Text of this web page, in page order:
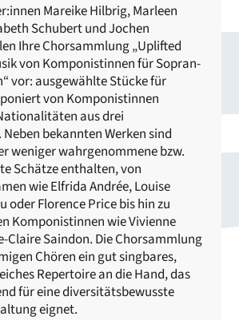
Mareike Hilbrig, Marleen
Schubert und Jochen
Ihre Chorsammlung „Uplifted
von Komponistinnen für Sopran-
vor: ausgewählte Stücke für
von Komponistinnen
aus drei
bekannten Werken sind
weniger wahrgenommene bzw.
Schätze enthalten, von
wie Elfrida Andrée, Louise
oder Florence Price bis hin zu
Komponistinnen wie Vivienne
Claire Saindon. Die Chorsammlung
Chören ein gut singbares,
Repertoire an die Hand, das
für eine diversitätsbewusste
eignet.